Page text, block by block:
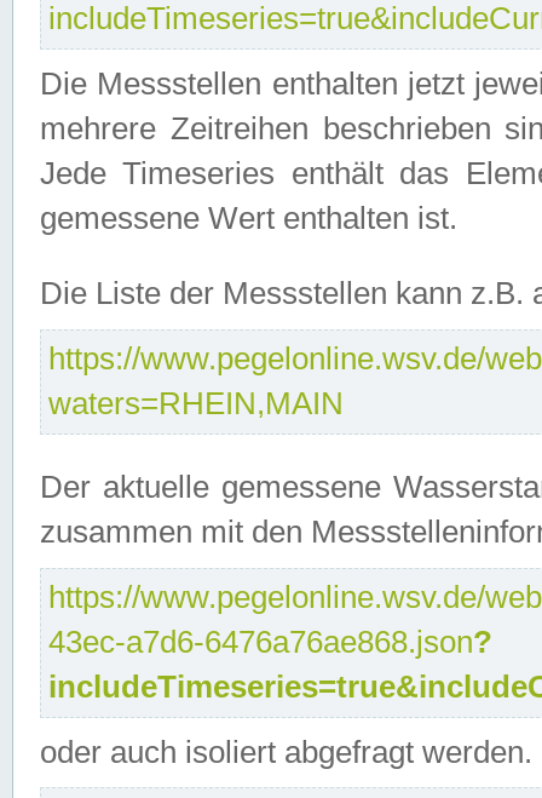
Die Messstellen enthalten jetzt
mehrere Zeitreihen beschrieben
Jede Timeseries enthält das
gemessene Wert enthalten ist.
Die Liste der Messstellen kann
https://www.pegelonline.wsv.de/
waters=RHEIN,MAIN
Der aktuelle gemessene
zusammen mit den
https://www.pegelonline.wsv.de/
43ec-a7d6-6476a76ae868.json?
oder auch isoliert abgefragt werden.